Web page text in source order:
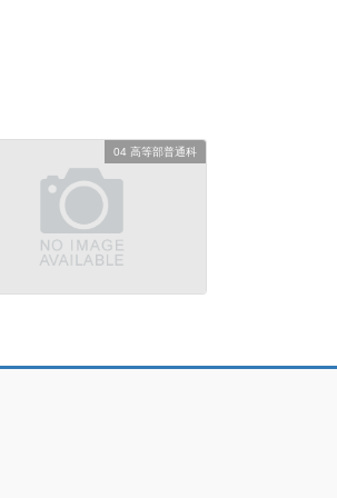
04 高等部普通科